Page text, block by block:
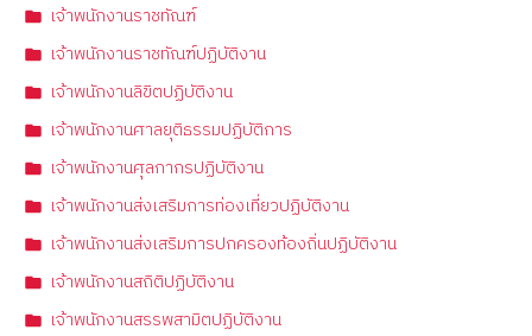
เจ้าพนักงานราชทัณฑ์
เจ้าพนักงานราชทัณฑ์ปฏิบัติงาน
เจ้าพนักงานลิขิตปฏิบัติงาน
เจ้าพนักงานศาลยุติธรรมปฏิบัติการ
เจ้าพนักงานศุลกากรปฏิบัติงาน
เจ้าพนักงานส่งเสริมการท่องเที่ยวปฏิบัติงาน
เจ้าพนักงานส่งเสริมการปกครองท้องถิ่นปฏิบัติงาน
เจ้าพนักงานสถิติปฏิบัติงาน
เจ้าพนักงานสรรพสามิตปฏิบัติงาน